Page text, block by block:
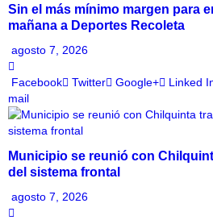
Sin el más mínimo margen para
mañana a Deportes Recoleta
agosto 7, 2026
Facebook Twitter Google+ Linked
mail
Municipio se reunió con
del sistema frontal
agosto 7, 2026